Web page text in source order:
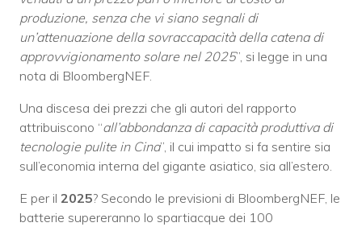
produzione, senza che vi siano segnali di
un’attenuazione della sovraccapacità della catena di
approvvigionamento solare nel 2025”, si legge in una
nota di BloombergNEF.
Una discesa dei prezzi che gli autori del rapporto
attribuiscono “all’abbondanza di capacità produttiva di
tecnologie pulite in Cina”, il cui impatto si fa sentire sia
sull’economia interna del gigante asiatico, sia all’estero.
E per il 2025? Secondo le previsioni di BloombergNEF, le
batterie supereranno lo spartiacque dei 100